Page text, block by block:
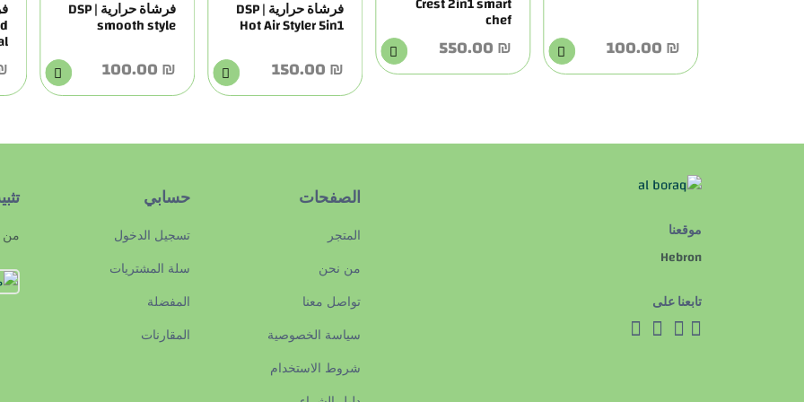
₪ 100.00
chef
₪ 550.00
فرشاة حرارية | DSP
Hot Air Styler 5in1
₪ 150.00
فرشاة حرارية | DSP
smooth style
₪ 100.00
موقعنا
Hebron
تابعنا على
الصفحات
المتجر
من نحن
تواصل معنا
سياسة الخصوصية
شروط الاستخدام
حسابي
تسجيل الدخول
سلة المشتريات
المفضلة
المقارنات
من